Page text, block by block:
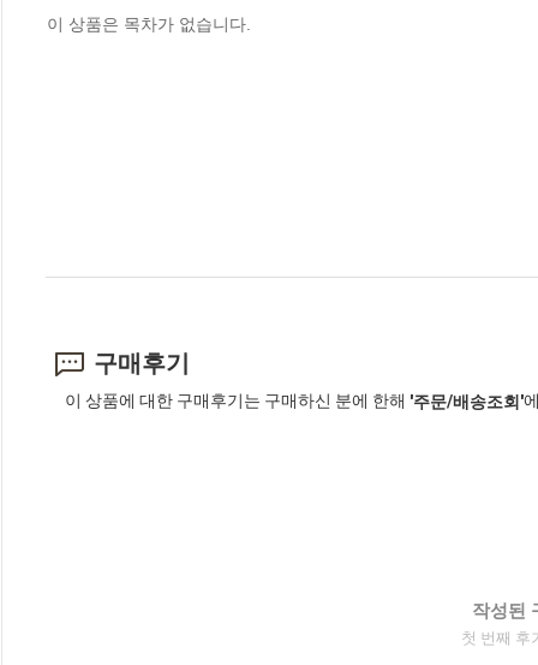
이 상품은 목차가 없습니다.
구매후기
이 상품에 대한 구매후기는 구매하신 분에 한해 '주문/배송조회'
작성된
첫 번째 후